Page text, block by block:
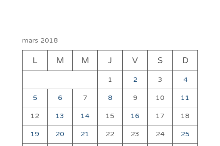
mars 2018
L M M J V S D
1 2 3 4
5 6 7 8 9 10 11
12 13 14 15 16 17 18
19 20 21 22 23 24 25